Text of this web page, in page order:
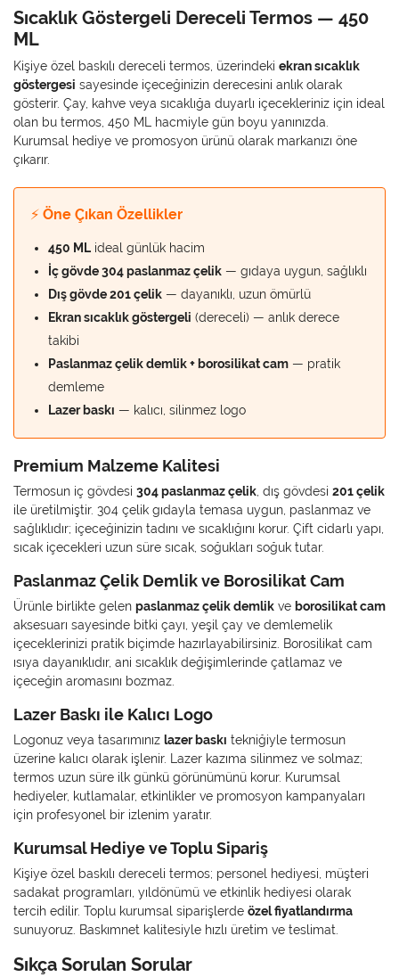
Sıcaklık Göstergeli Dereceli Termos — 450
ML
Kişiye özel baskılı dereceli termos, üzerindeki ekran sıcaklık
göstergesi sayesinde içeceğinizin derecesini anlık olarak
gösterir. Çay, kahve veya sıcaklığa duyarlı içecekleriniz için ideal
olan bu termos, 450 ML hacmiyle gün boyu yanınızda.
Kurumsal hediye ve promosyon ürünü olarak markanızı öne
çıkarır.
⚡ Öne Çıkan Özellikler
450 ML ideal günlük hacim
İç gövde 304 paslanmaz çelik — gıdaya uygun, sağlıklı
Dış gövde 201 çelik — dayanıklı, uzun ömürlü
Ekran sıcaklık göstergeli (dereceli) — anlık derece
takibi
Paslanmaz çelik demlik + borosilikat cam — pratik
demleme
Lazer baskı — kalıcı, silinmez logo
Premium Malzeme Kalitesi
Termosun iç gövdesi 304 paslanmaz çelik , dış gövdesi 201 çelik
ile üretilmiştir. 304 çelik gıdayla temasa uygun, paslanmaz ve
sağlıklıdır; içeceğinizin tadını ve sıcaklığını korur. Çift cidarlı yapı,
sıcak içecekleri uzun süre sıcak, soğukları soğuk tutar.
Paslanmaz Çelik Demlik ve Borosilikat Cam
Ürünle birlikte gelen paslanmaz çelik demlik ve borosilikat cam
aksesuarı sayesinde bitki çayı, yeşil çay ve demlemelik
içeceklerinizi pratik biçimde hazırlayabilirsiniz. Borosilikat cam
ısıya dayanıklıdır, ani sıcaklık değişimlerinde çatlamaz ve
içeceğin aromasını bozmaz.
Lazer Baskı ile Kalıcı Logo
Logonuz veya tasarımınız lazer baskı tekniğiyle termosun
üzerine kalıcı olarak işlenir. Lazer kazıma silinmez ve solmaz;
termos uzun süre ilk günkü görünümünü korur. Kurumsal
hediyeler, kutlamalar, etkinlikler ve promosyon kampanyaları
için profesyonel bir izlenim yaratır.
Kurumsal Hediye ve Toplu Sipariş
Kişiye özel baskılı dereceli termos; personel hediyesi, müşteri
sadakat programları, yıldönümü ve etkinlik hediyesi olarak
tercih edilir. Toplu kurumsal siparişlerde özel fiyatlandırma
sunuyoruz. Baskımnet kalitesiyle hızlı üretim ve teslimat.
Sıkça Sorulan Sorular